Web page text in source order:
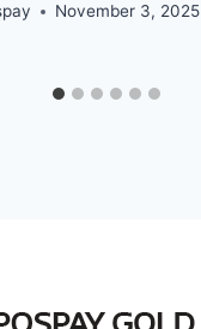
November 3, 2025